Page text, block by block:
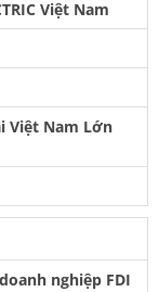
Việt Nam
Việt Nam Lớn
nghiệp FDI